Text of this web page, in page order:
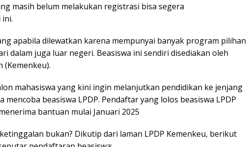
masih belum melakukan registrasi bisa segera
apabila dilewatkan karena mempunyai banyak program pilihan
dalam juga luar negeri. Beasiswa ini sendiri disediakan oleh
(Kemenkeu).
mahasiswa yang kini ingin melanjutkan pendidikan ke jenjang
beasiswa LPDP. Pendaftar yang lolos beasiswa LPDP
bantuan mulai Januari 2025
bukan? Dikutip dari laman LPDP Kemenkeu, berikut